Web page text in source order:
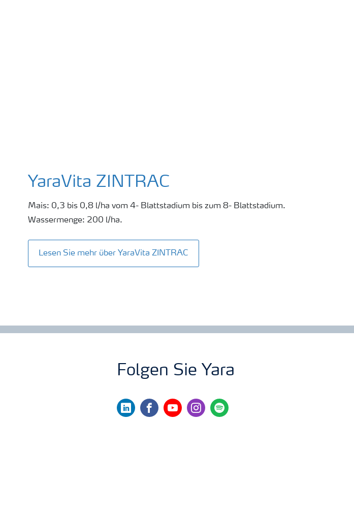
YaraVita ZINTRAC
Mais: 0,3 bis 0,8 l/ha vom 4- Blattstadium bis zum 8- Blattstadium.
Wassermenge: 200 l/ha.
Lesen Sie mehr über YaraVita ZINTRAC
Folgen Sie Yara
linkedinfacebookyoutubeinstagram
spotify